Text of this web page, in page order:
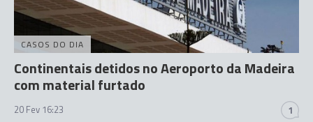
CASOS DO DIA
Continentais detidos no Aeroporto da Madeira
com material furtado
20 Fev 16:23 1